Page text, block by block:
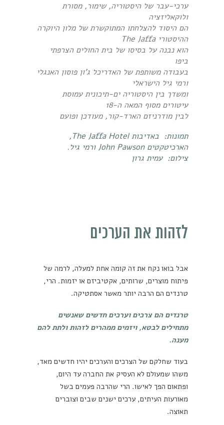
ערכי-עבר של היסטוריה, שימור, מסורת
ולוקאליזציה
הם היסוד להצלחתו המתוקשרת של מלון היוקרה
ההיסטורי The Jaffa
הוא נבנה על בסיסו של בית החולים הצרפתי
ביפו
בעבודה משותפת של האדריכל ג'ון פוסון האנגלי
ורמי גיל הישראלי
ומשדך בין היסטוריה ים-תיכונית עמוסת
עיטורים מסוף המאה ה-18
לבין מודרניזם הארד-קור, מעודכן ופועם
תמונות: באדיבותThe Jaffa Hotel
,
הארכיטקטיםJohn Pawson ורמי גיל.
צילום:עמית גרון
לזהות את הערכים
אבל בואו נקח את זה קומה אחת למעלה, לרמה של
פיתוח מוצרים, שרותים, אקטיביזם או יזמות. הרי,
טרנדים הם הרבה יותר מאשר אסתטיקה.
טרנדים הם צרכים וערכים חדשים שאנשים
מתחילים לבטא, ויזמים ממהרים לזהות ולתת להם
מענה.
בעוד שחלקם של הצרכים והערכים יהיו חדשים מאד,
משהו שמעולם לא העסיק את החברה עד היום,
ופתאום הפך לאישו. הרי שהרבה פעמים בשל
מאורעות העיתים, ערכים ישנים שבים וצוברים
תאוצה.